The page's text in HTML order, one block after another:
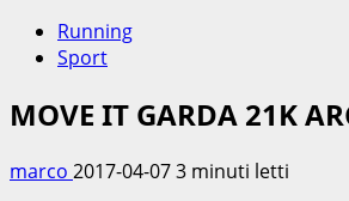
Running
Sport
MOVE IT GARDA 21K
marco 2017-04-073 minuti letti